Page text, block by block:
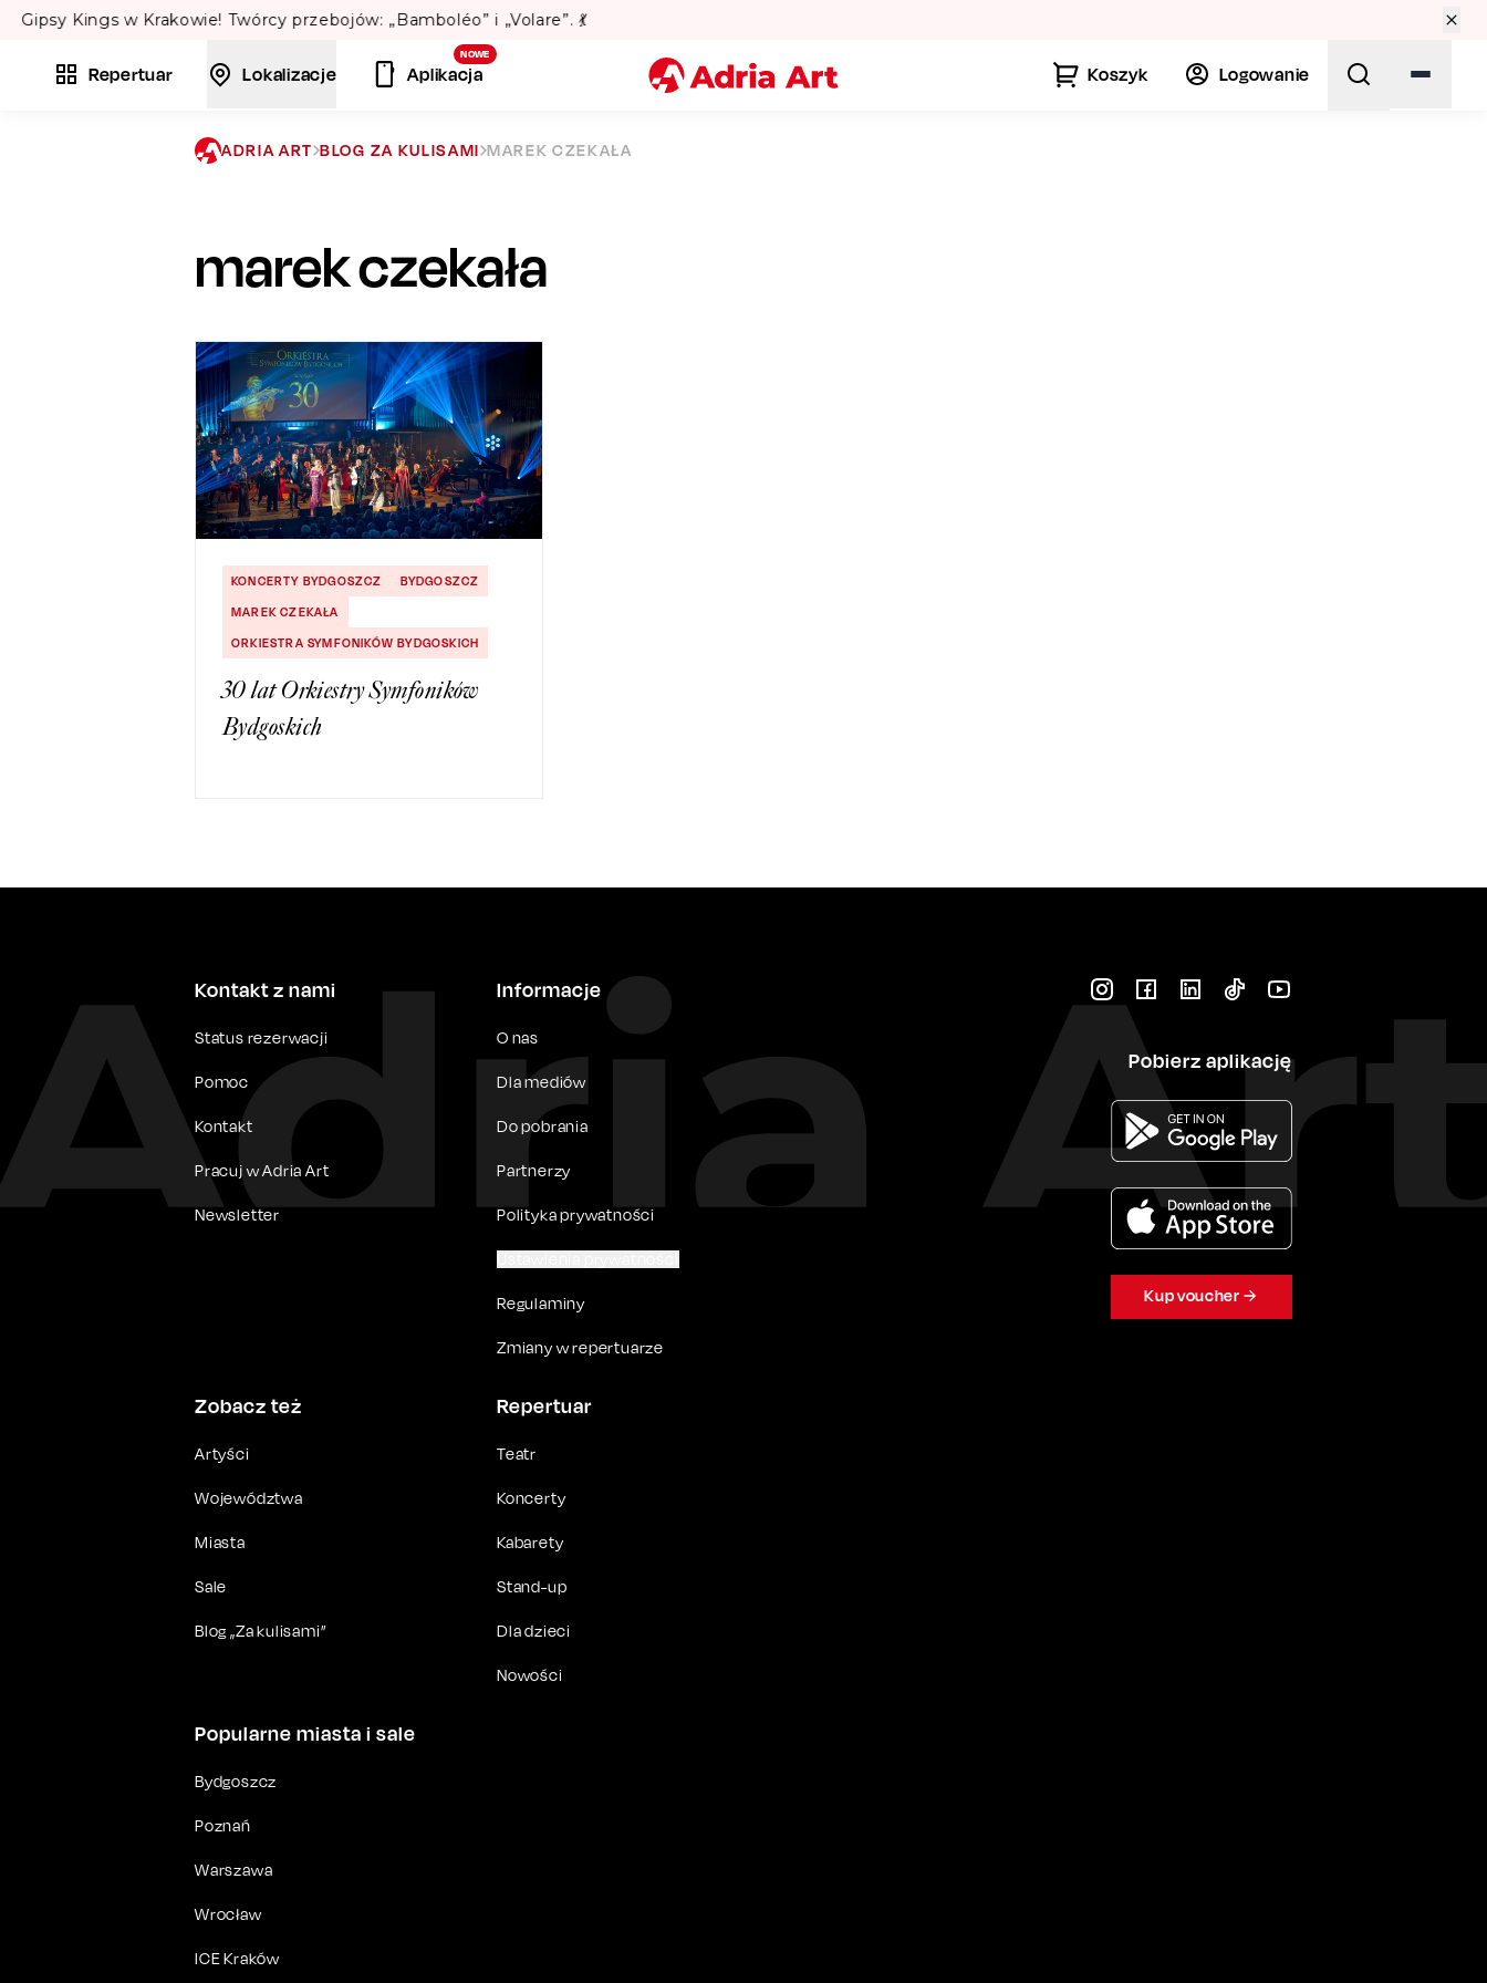
Lato w Warszawie? Sprawdź Teatralne Lato w Pałacu Kultury! 🏛️
Repertuar Lokalizacje
NOWE
Aplikacja Koszyk Logowanie
ADRIA ART BLOG ZA KULISAMI MAREK CZEKAŁA
marek czekała
KONCERTY BYDGOSZCZ
BYDGOSZCZ
MAREK CZEKAŁA
ORKIESTRA SYMFONIKÓW BYDGOSKICH
30 lat Orkiestry Symfoników
Bydgoskich
Kontakt z nami
Status rezerwacji
Pomoc
Kontakt
Pracuj w Adria Art
Newsletter
Informacje
O nas
Dla mediów
Do pobrania
Partnerzy
Polityka prywatności
Regulaminy
Zmiany w repertuarze
Zobacz też
Artyści
Województwa
Miasta
Sale
Blog „Za kulisami”
Repertuar
Teatr
Koncerty
Kabarety
Stand-up
Dla dzieci
Nowości
Popularne miasta i sale
Bydgoszcz
Poznań
Warszawa
Wrocław
ICE Kraków
Pobierz aplikację
Kup voucher